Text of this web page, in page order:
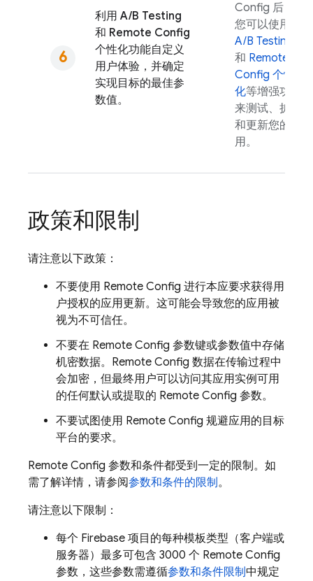
利用 A/B Testing
和 Remote Config
个性化功能自定义
用户体验，并确定
实现目标的最佳参
数值。
Config 后，
您可以使用
A/B Testing
和 Remote
Config 个性
化等增强功能
来测试、扩展
和更新您的应
用。
政策和限制
请注意以下政策：
不要使用 Remote Config 进行本应要求获得用
户授权的应用更新。这可能会导致您的应用被
视为不可信任。
不要在 Remote Config 参数键或参数值中存储
机密数据。 Remote Config 数据在传输过程中
会加密，但最终用户可以访问其应用实例可用
的任何默认或提取的 Remote Config 参数。
不要试图使用 Remote Config 规避应用的目标
平台的要求。
Remote Config 参数和条件都受到一定的限制。如
需了解详情，请参阅参数和条件的限制。
请注意以下限制：
每个 Firebase 项目的每种模板类型（客户端或
服务器）最多可包含 3000 个 Remote Config
参数，这些参数需遵循参数和条件限制中规定